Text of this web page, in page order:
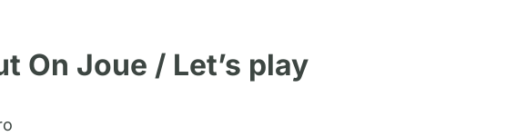
On Joue / Let’s play